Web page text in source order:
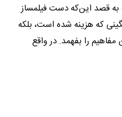
قصد این‌که دست فیلمساز
که هزینه شده است، بلکه
را بفهمد. در واقع